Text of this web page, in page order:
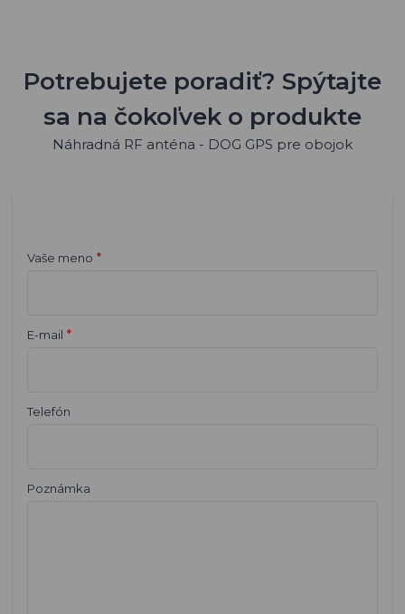
Potrebujete poradiť? Spýtajte
sa na čokoľvek o produkte
Náhradná RF anténa - DOG GPS pre obojok
Vaše meno *
E-mail *
Telefón
Poznámka